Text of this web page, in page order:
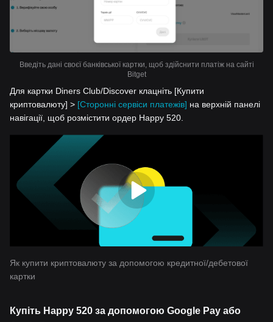
Введіть дані своєї банківської картки, щоб здійснити платіж на сайті
Bitget
Для картки Diners Club/Discover клацніть [Купити
криптовалюту] > [Сторонні сервіси платежів] на верхній панелі
навігації, щоб розмістити ордер Happy 520.
Як купити криптовалюту за допомогою кредитної/дебетової
картки
Купіть Happy 520 за допомогою Google Pay або